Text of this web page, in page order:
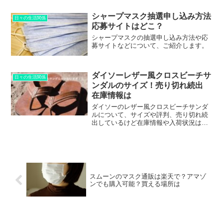
日々の生活関係
シャープマスク抽選申し込み方法
応募サイトはどこ？
シャープマスクの抽選申し込み方法や応
募サイトなどについて、ご紹介します。
日々の生活関係
ダイソーレザー風クロスビーチサ
ンダルのサイズ！売り切れ続出
在庫情報は
ダイソーのレザー風クロスビーチサンダ
ルについて、サイズや評判、売り切れ続
出しているけど在庫情報や入荷状況は？
スムーンのマスク通販は楽天で？アマゾ
ンでも購入可能？買える場所は